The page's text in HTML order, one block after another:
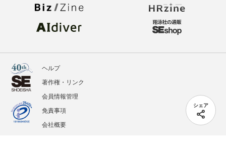
シェア
ヘルプ
著作権・リンク
会員情報管理
免責事項
会社概要